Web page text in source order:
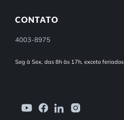
CONTATO
4003-8975
Seg à Sex, das 8h às 17h, exceto feriados